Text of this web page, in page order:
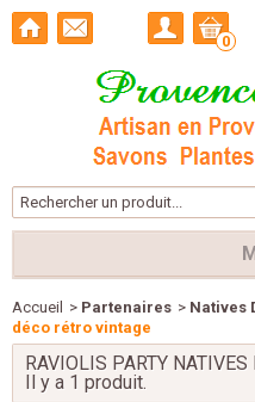
0
Accueil > Partenaires > Natives
déco rétro vintage
RAVIOLIS PARTY NATIVES
Il y a 1 produit.